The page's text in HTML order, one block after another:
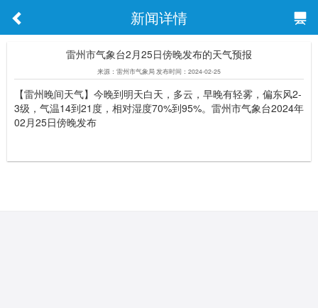
新闻详情
雷州市气象台2月25日傍晚发布的天气预报
来源：雷州市气象局 发布时间：2024-02-25
【雷州晚间天气】今晚到明天白天，多云，早晚有轻雾，偏东风2-
3级，气温14到21度，相对湿度70%到95%。雷州市气象台2024年
02月25日傍晚发布